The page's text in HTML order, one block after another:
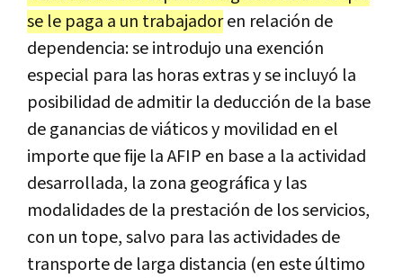
se le paga a un trabajadoren relación de
dependencia:seintrodujo una exención
especial para las horasextrasyseincluyó la
posibilidad deadmitir la deducción de la base
degananciasdeviáticosy movilidad en el
importequefije laAFIP en basea la actividad
desarrollada, la zona geográficay las
modalidadesde la prestación de losservicios,
con un tope,salvo para lasactividadesde
transportede larga distancia (en esteúltimo